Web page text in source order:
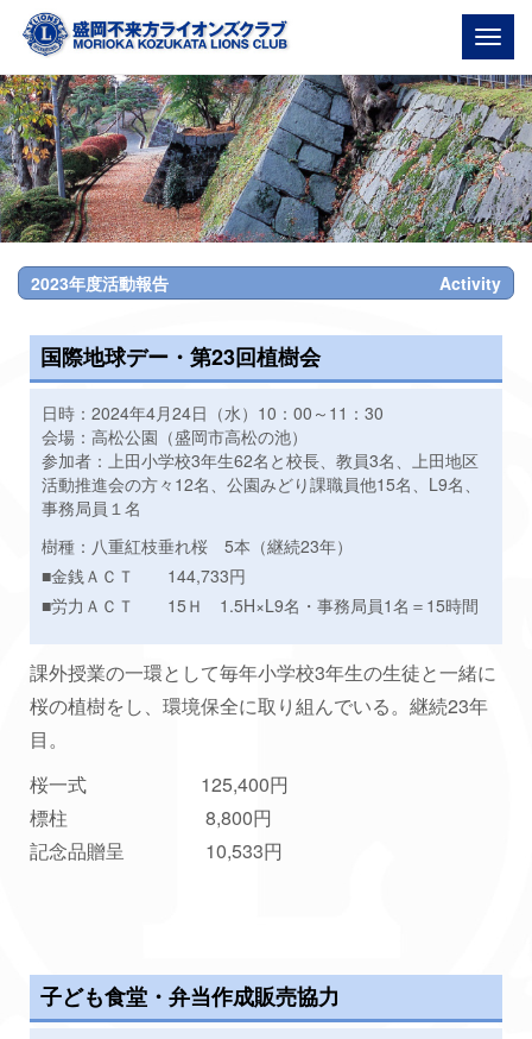
2023年度活動報告 Activity
国際地球デー・第23回植樹会
日時：2024年4月24日（水）10：00～11：30
会場：高松公園（盛岡市高松の池）
参加者：上田小学校3年生62名と校長、教員3名、上田地区
活動推進会の方々12名、公園みどり課職員他15名、L9名、
事務局員１名
樹種：八重紅枝垂れ桜 5本（継続23年）
■金銭ＡＣＴ 144,733円
■労力ＡＣＴ 15Ｈ 1.5H×L9名・事務局員1名＝15時間
課外授業の一環として毎年小学校3年生の生徒と一緒に
桜の植樹をし、環境保全に取り組んでいる。継続23年
目。
桜一式 125,400円
標柱 8,800円
記念品贈呈 10,533円
子ども食堂・弁当作成販売協力